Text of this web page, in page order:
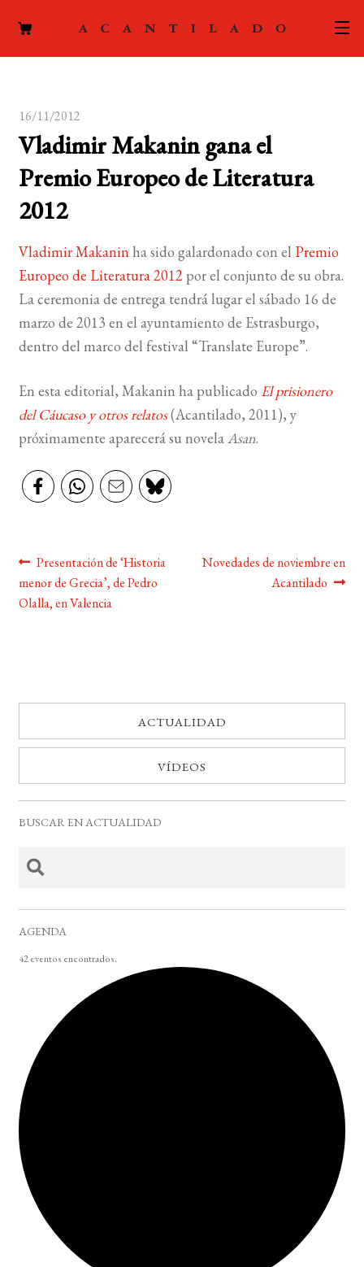
ACTUALIDAD
el
menú
FOREIGN RIGHTS
CONTACTO
BUSCAR
LISTA DE LIBROS
16/11/2012
Vladimir Makanin gana el
Premio Europeo de Literatura
2012
Vladimir Makaninha sido galardonado con el Premio
Europeo de Literatura 2012por el conjunto de su obra.
La ceremonia de entrega tendrá lugar el sábado 16 de
marzo de 2013 en el ayuntamiento de Estrasburgo,
dentro del marco del festival “Translate Europe”.
En esta editorial, Makanin ha publicado El prisionero
del Cáucaso y otros relatos(Acantilado, 2011), y
próximamente aparecerá su novelaAsan.
Navegación
de
Anterior:
Presentación de ‘Historia
menor de Grecia’, de Pedro
Olalla, en Valencia
Siguiente:
Novedades de noviembre en
Acantilado
ACTUALIDAD
VÍDEOS
BUSCAR EN ACTUALIDAD
AGENDA
42 eventos encontrados.